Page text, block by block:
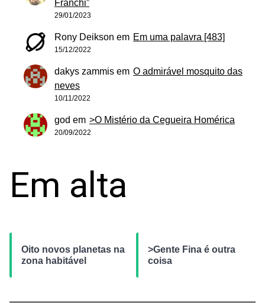
Franchi”
29/01/2023
Rony Deikson em Em uma palavra [483]
15/12/2022
dakys zammis em O admirável mosquito das
neves
10/11/2022
god em >O Mistério da Cegueira Homérica
20/09/2022
Em alta
Oito novos planetas na
zona habitável
>Gente Fina é outra
coisa